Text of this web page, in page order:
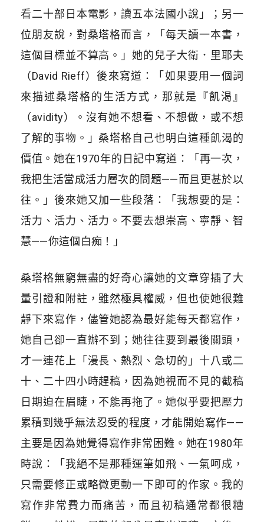
看二十部日本電影，讀五本法國小說」；另一
位朋友說，對桑塔格而言，「每天讀一本書，
這個目標並不算高。」她的兒子大衛．里耶夫
（David Rieff）後來寫道：「如果要用一個詞
來描述桑塔格的生活方式，那就是『飢渴』
（avidity）。沒有她不想看、不想做，或不想
了解的事物。」桑塔格自己也明白這種飢渴的
價值。她在1970年的日記中寫道：「再一次，
我把生活當成活力層次的問題——而且更甚於以
往。」後來她又加一些段落：「我想要的是：
活力、活力、活力。不要去想崇高、寧靜、智
慧——你這個白痴！」
桑塔格無窮無盡的好奇心讓她的文章穿插了大
量引證和附註，雖然極具權威，但也使她很難
靜下來寫作，儘管她認為最好能每天都寫作，
她自己卻一直辦不到；她往往要到最後關頭，
才一連花上「漫長、熱烈、急切的」十八或二
十、二十四小時趕稿，因為她視而不見的截稿
日期迫在眉睫，不能再拖了。她似乎要把壓力
累積到幾乎無法忍受的程度，才能開始寫作——
主要是因為她覺得寫作非常困難。她在1980年
時說：「我絕不是那種運筆如飛、一氣呵成，
只需要修正或略微更動一下即可的作家。我的
寫作非常費力而痛苦，而且初稿通常都很糟